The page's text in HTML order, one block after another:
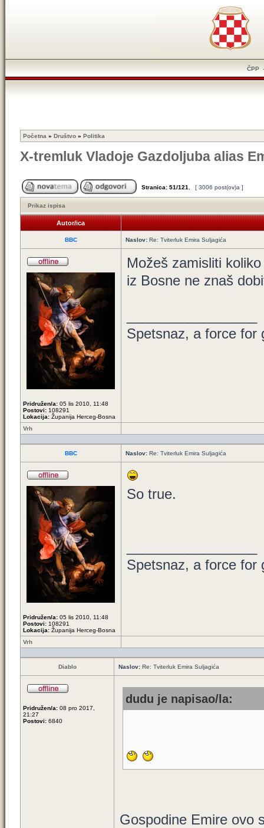
ČPP
Početna » Društvo » Politika
X-tremluk Vladoje Gazdoljuba alias
Stranica: 51/121 [ 3006 post(ov)a ]
Prikaz ispisa
Autor/ica
BBC Naslov: Re: Tviterluk Emira Suljagića
Pridružen/a: 05 lis 2010, 11:48
Postovi: 108291
Lokacija: Županija Herceg-Bosna
Možeš zamisliti
iz Bosne ne znaš
Spetsnaz, a force for
Vrh
BBC Naslov: Re: Tviterluk Emira Suljagića
Pridružen/a: 05 lis 2010, 11:48
Postovi: 108291
Lokacija: Županija Herceg-Bosna
So true.
Spetsnaz, a force for
Vrh
Diablo Naslov: Re: Tviterluk Emira Suljagića
Pridružen/a: 08 pro 2017,
21:27
Postovi: 6840
dudu je napisao/la:
Gospodine Emire ovo